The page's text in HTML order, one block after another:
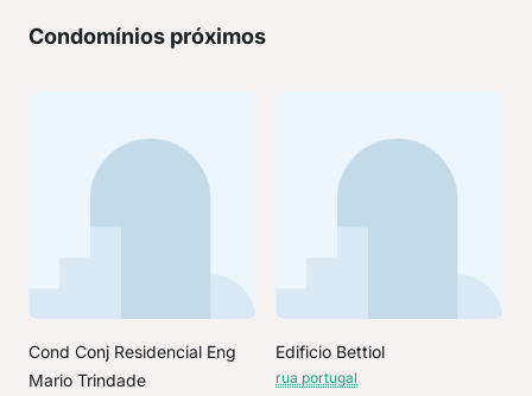
Condomínios próximos
Cond Conj Residencial Eng
Mario Trindade
Edificio Bettiol
rua portugal